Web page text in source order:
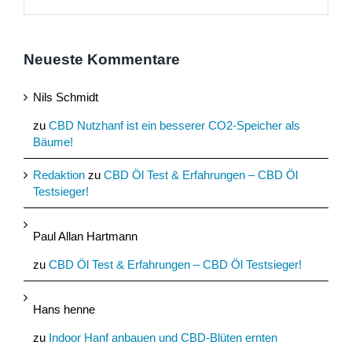
Neueste Kommentare
Nils Schmidt
zu CBD Nutzhanf ist ein besserer CO2-Speicher als
Bäume!
Redaktion zu CBD Öl Test & Erfahrungen – CBD Öl
Testsieger!
Paul Allan Hartmann
zu CBD Öl Test & Erfahrungen – CBD Öl Testsieger!
Hans henne
zu Indoor Hanf anbauen und CBD-Blüten ernten